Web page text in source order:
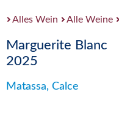
Alles Wein Alle Weine
Marguerite Blanc
2025
Matassa, Calce